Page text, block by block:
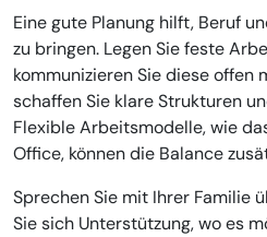
Eine gute Planung hilft, Beruf
zu bringen. Legen Sie feste
kommunizieren Sie diese offen
schaffen Sie klare Strukturen
Flexible Arbeitsmodelle, wie
Office, können die Balance
Sprechen Sie mit Ihrer Familie
Sie sich Unterstützung, wo es